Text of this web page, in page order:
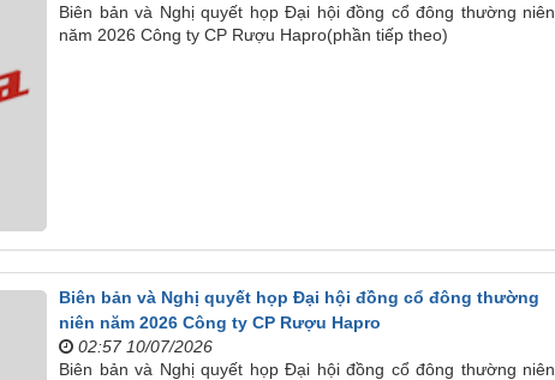
Biên bản và Nghị quyết họp Đại hội đồng cổ đông thường niên
năm 2026 Công ty CP Rượu Hapro(phần tiếp theo)
Biên bản và Nghị quyết họp Đại hội đồng cổ đông thường
niên năm 2026 Công ty CP Rượu Hapro
02:57 10/07/2026
Biên bản và Nghị quyết họp Đại hội đồng cổ đông thường niên